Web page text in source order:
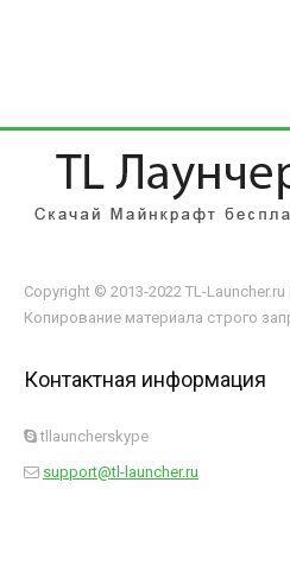
Copyright © 2013-2022 TL-
Копирование материала строго
Контактная информация
tllauncherskype
support@tl-launcher.ru